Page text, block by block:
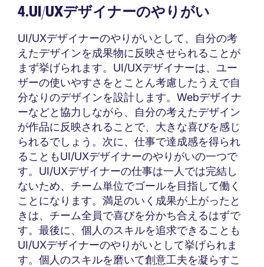
4.UI/UXデザイナーのやりがい
UI/UXデザイナーのやりがいとして、自分の考
えたデザインを成果物に反映させられることが
まず挙げられます。UI/UXデザイナーは、ユー
ザーの使いやすさをとことん考慮したうえで自
分なりのデザインを設計します。Webデザイナ
ーなどと協力しながら、自分の考えたデザイン
が作品に反映されることで、大きな喜びを感じ
られるでしょう。次に、仕事で達成感を得られ
ることもUI/UXデザイナーのやりがいの一つで
す。UI/UXデザイナーの仕事は一人では完結し
ないため、チーム単位でゴールを目指して働く
ことになります。満足のいく成果が上がったと
きは、チーム全員で喜びを分かち合えるはずで
す。最後に、個人のスキルを追求できることも
UI/UXデザイナーのやりがいとして挙げられま
す。個人のスキルを磨いて創意工夫を凝らすこ